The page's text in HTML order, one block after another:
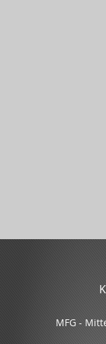
MFG -